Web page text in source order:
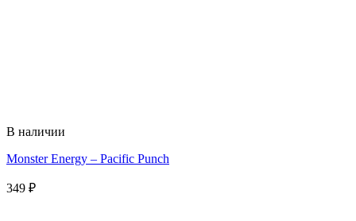
В наличии
Monster Energy – Pacific Punch
349 ₽